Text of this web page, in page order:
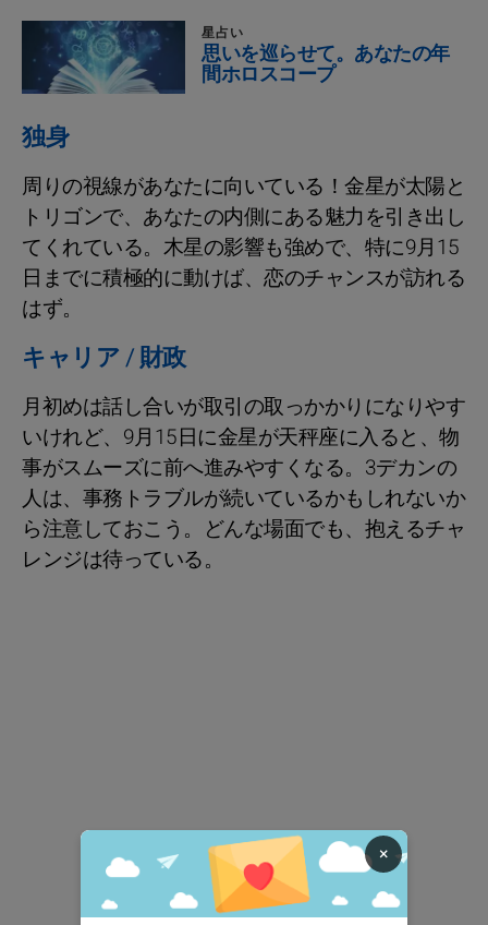
星占い
思いを巡らせて。あなたの年
間ホロスコープ
独身
周りの視線があなたに向いている！金星が太陽と
トリゴンで、あなたの内側にある魅力を引き出し
てくれている。木星の影響も強めで、特に9月15
日までに積極的に動けば、恋のチャンスが訪れる
はず。
キャリア / 財政
月初めは話し合いが取引の取っかかりになりやす
いけれど、9月15日に金星が天秤座に入ると、物
事がスムーズに前へ進みやすくなる。3デカンの
人は、事務トラブルが続いているかもしれないか
ら注意しておこう。どんな場面でも、抱えるチャ
レンジは待っている。
×